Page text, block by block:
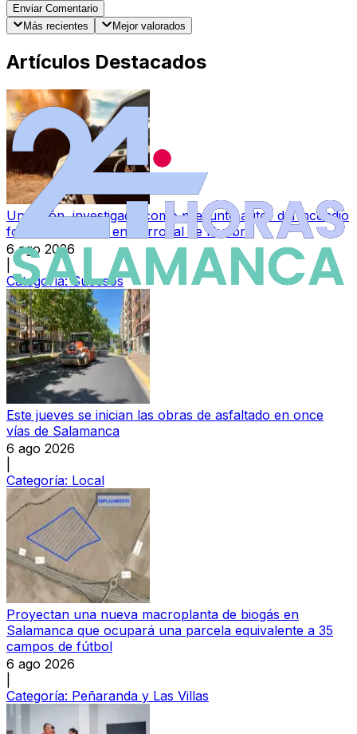
Enviar Comentario
Más recientes
Mejor valorados
Artículos Destacados
Un varón, investigado como presunto autor del incendio
forestal ocurrido en Berrocal de Huebra
6 ago 2026
Categoría: Sucesos
Este jueves se inician las obras de asfaltado en once
vías de Salamanca
6 ago 2026
Categoría: Local
Proyectan una nueva macroplanta de biogás en
Salamanca que ocupará una parcela equivalente a 35
campos de fútbol
6 ago 2026
Categoría: Peñaranda y Las Villas